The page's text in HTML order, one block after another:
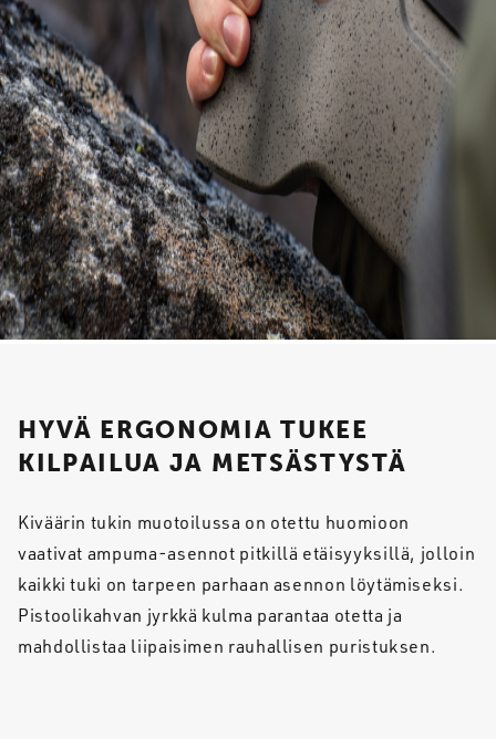
HYVÄ ERGONOMIA TUKEE
KILPAILUA JA METSÄSTYSTÄ
Kiväärin tukin muotoilussa on otettu huomioon
vaativat ampuma-asennot pitkillä etäisyyksillä, jolloin
kaikki tuki on tarpeen parhaan asennon löytämiseksi.
Pistoolikahvan jyrkkä kulma parantaa otetta ja
mahdollistaa liipaisimen rauhallisen puristuksen.